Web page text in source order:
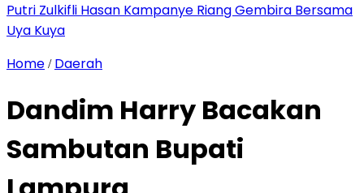
Putri Zulkifli Hasan Kampanye Riang Gembira Bersama
Uya Kuya
Home / Daerah
Dandim Harry Bacakan
Sambutan Bupati